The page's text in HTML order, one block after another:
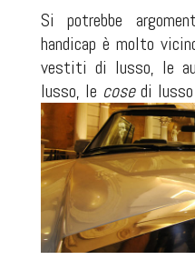
Si potrebbe
handicap è molto
vestiti di lusso, le
lusso, le cosedi lusso